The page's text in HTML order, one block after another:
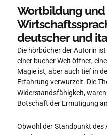
Wortbildung und
deutscher und
Die hörbücher der Autorin
einer bucher Welt öffnet,
Magie ist, aber auch tief in
Erfahrung verwurzelt. Die
Widerstandsfähigkeit,
Botschaft der Ermutigung
Obwohl der Standpunkt